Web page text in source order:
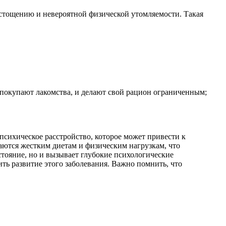
и невероятной физической утомляемости. Такая
лакомства, и делают свой рацион ограниченным;
расстройство, которое может привести к
жестким диетам и физическим нагрузкам, что
но и вызывает глубокие психологические
развитие этого заболевания. Важно помнить, что